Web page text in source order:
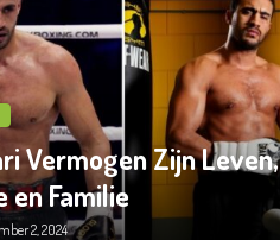
Vermogen Zijn Leven,
en Familie
2, 2024